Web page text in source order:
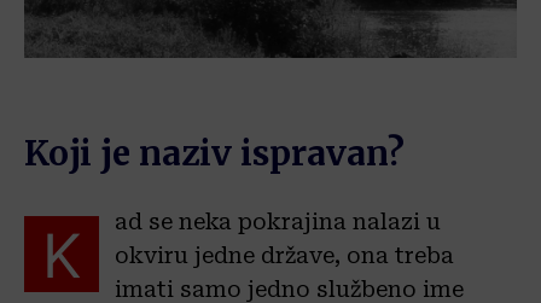
Koji je naziv ispravan?
K
ad se neka pokrajina nalazi u
okviru jedne države, ona treba
imati samo jedno službeno ime